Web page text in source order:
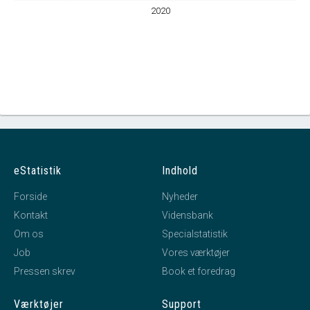
2020
eStatistik
Forside
Kontakt
Om os
Job
Pressen skrev
Indhold
Nyheder
Vidensbank
Specialstatistik
Vores værktøjer
Book et foredrag
Værktøjer Support